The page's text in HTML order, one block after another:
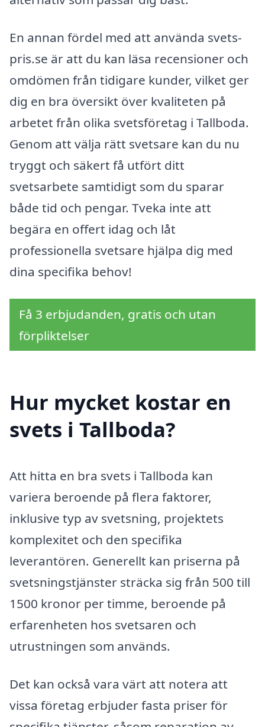
En annan fördel med att använda svets-
pris.se är att du kan läsa recensioner och
omdömen från tidigare kunder, vilket ger
dig en bra översikt över kvaliteten på
arbetet från olika svetsföretag i Tallboda.
Genom att välja rätt svetsare kan du nu
tryggt och säkert få utfört ditt
svetsarbete samtidigt som du sparar
både tid och pengar. Tveka inte att
begära en offert idag och låt
professionella svetsare hjälpa dig med
dina specifika behov!
Få 3 erbjudanden, gratis och utan
förpliktelser
Hur mycket kostar en
svets i Tallboda?
Att hitta en bra svets i Tallboda kan
variera beroende på flera faktorer,
inklusive typ av svetsning, projektets
komplexitet och den specifika
leverantören. Generellt kan priserna på
svetsningstjänster sträcka sig från 500 till
1500 kronor per timme, beroende på
erfarenheten hos svetsaren och
utrustningen som används.
Det kan också vara värt att notera att
vissa företag erbjuder fasta priser för